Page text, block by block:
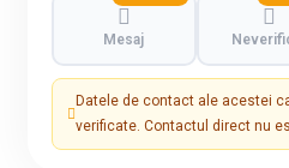
Mesaj
Datele de contact ale acestei
verificate. Contactul direct nu